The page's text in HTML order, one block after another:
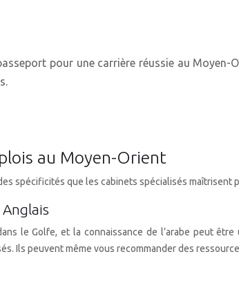
pour une carrière réussie au
au Moyen-Orient
spécificités que les cabinets spécialisés maîtrisent
le Golfe, et la connaissance de l’arabe peut
Ils peuvent même vous recommander des